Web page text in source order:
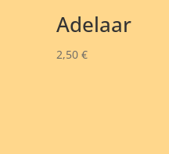
Adelaar
2,50€